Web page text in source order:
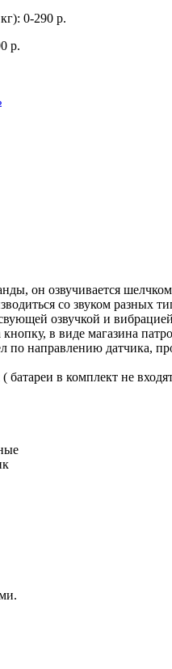
0-290 р.
р.
он озвучивается
со звуком разных
озвучкой и
в виде магазина
по направлению датчика,
в комплект не